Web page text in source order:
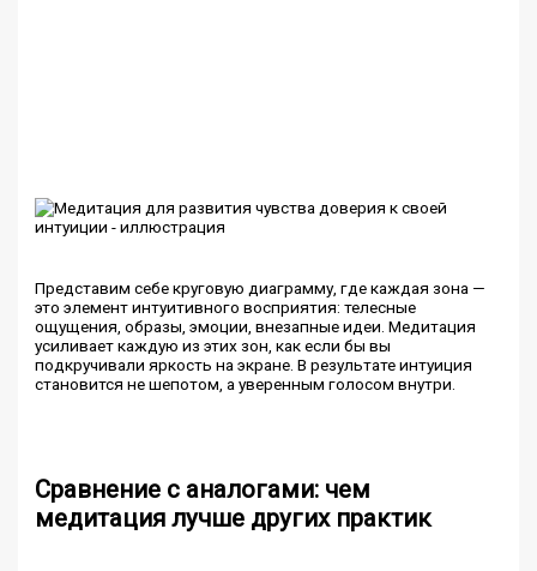
Представим себе круговую диаграмму, где каждая зона —
это элемент интуитивного восприятия: телесные
ощущения, образы, эмоции, внезапные идеи. Медитация
усиливает каждую из этих зон, как если бы вы
подкручивали яркость на экране. В результате интуиция
становится не шепотом, а уверенным голосом внутри.
Сравнение с аналогами: чем
медитация лучше других практик